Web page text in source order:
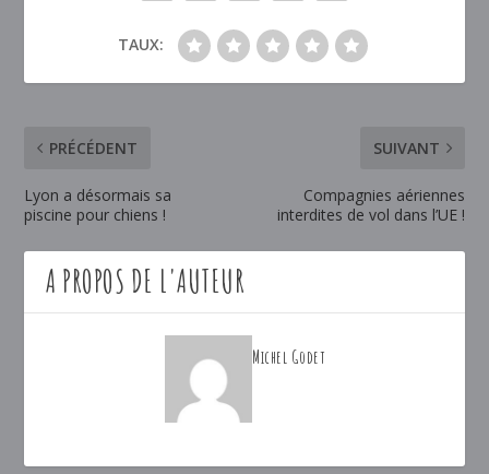
TAUX:
PRÉCÉDENT
Lyon a désormais sa
piscine pour chiens !
SUIVANT
Compagnies aériennes
interdites de vol dans l’UE !
A PROPOS DE L'AUTEUR
Michel Godet